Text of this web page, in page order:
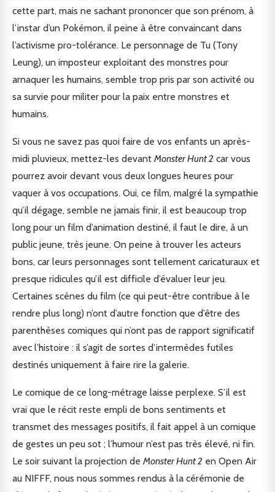
cette part, mais ne sachant prononcer que son prénom, à
l’instar d’un Pokémon, il peine à être convaincant dans
l’activisme pro-tolérance. Le personnage de Tu (Tony
Leung), un imposteur exploitant des monstres pour
arnaquer les humains, semble trop pris par son activité ou
sa survie pour militer pour la paix entre monstres et
humains.
Si vous ne savez pas quoi faire de vos enfants un après-
midi pluvieux, mettez-les devant Monster Hunt 2 car vous
pourrez avoir devant vous deux longues heures pour
vaquer à vos occupations. Oui, ce film, malgré la sympathie
qu’il dégage, semble ne jamais finir, il est beaucoup trop
long pour un film d’animation destiné, il faut le dire, à un
public jeune, très jeune. On peine à trouver les acteurs
bons, car leurs personnages sont tellement caricaturaux et
presque ridicules qu’il est difficile d’évaluer leur jeu.
Certaines scènes du film (ce qui peut-être contribue à le
rendre plus long) n’ont d’autre fonction que d’être des
parenthèses comiques qui n’ont pas de rapport significatif
avec l’histoire : il s’agit de sortes d’intermèdes futiles
destinés uniquement à faire rire la galerie.
Le comique de ce long-métrage laisse perplexe. S’il est
vrai que le récit reste empli de bons sentiments et
transmet des messages positifs, il fait appel à un comique
de gestes un peu sot ; l’humour n’est pas très élevé, ni fin.
Le soir suivant la projection de Monster Hunt 2 en Open Air
au NIFFF, nous nous sommes rendus à la cérémonie de